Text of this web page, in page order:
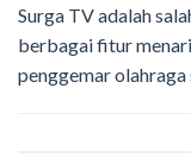
Surga TV adalah
berbagai fitur
penggemar